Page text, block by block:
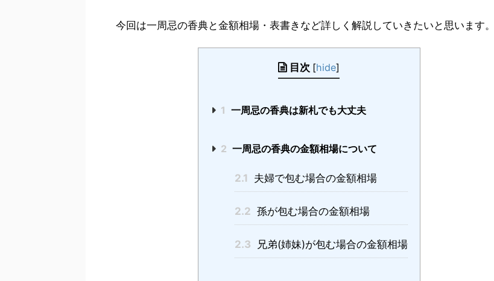
今回は一周忌の香典と金額相場・表書きなど詳しく解説していきたいと思います。
目次 [hide]
1 一周忌の香典は新札でも大丈夫
2 一周忌の香典の金額相場について
2.1 夫婦で包む場合の金額相場
2.2 孫が包む場合の金額相場
2.3 兄弟(姉妹)が包む場合の金額相場